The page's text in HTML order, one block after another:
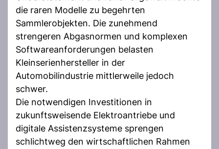
die raren Modelle zu begehrten
Sammlerobjekten. Die zunehmend
strengeren Abgasnormen und komplexen
Softwareanforderungen belasten
Kleinserienhersteller in der
Automobilindustrie mittlerweile jedoch
schwer.
Die notwendigen Investitionen in
zukunftsweisende Elektroantriebe und
digitale Assistenzsysteme sprengen
schlichtweg den wirtschaftlichen Rahmen